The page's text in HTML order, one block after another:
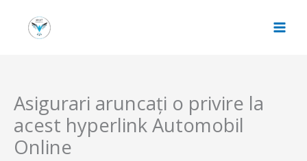
Asigurari aruncați o privire la
acest hyperlink Automobil
Online